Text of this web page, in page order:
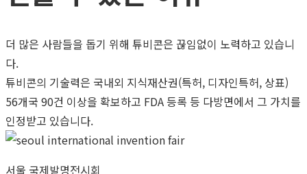
더 많은 사람들을 돕기 위해 튜비콘은 끊임없이 노력하고 있습니
다.
튜비콘의 기술력은 국내외 지식재산권(특허, 디자인특허, 상표)
56개국 90건 이상을 확보하고 FDA 등록 등 다방면에서 그 가치를
인정받고 있습니다.
서울 국제발명전시회